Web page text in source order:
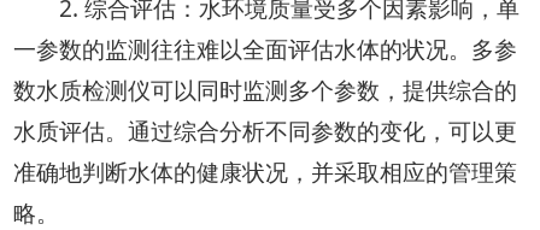
2. 综合评估：水环境质量受多个因素影响，单
一参数的监测往往难以全面评估水体的状况。多参
数水质检测仪可以同时监测多个参数，提供综合的
水质评估。通过综合分析不同参数的变化，可以更
准确地判断水体的健康状况，并采取相应的管理策
略。